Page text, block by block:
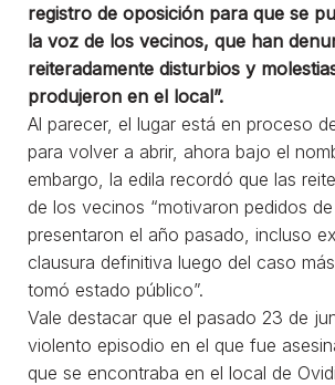
registro de oposición para que se
la voz de los vecinos, que han
reiteradamente disturbios y
produjeron en el local”.
Al parecer, el lugar está en proceso
para volver a abrir, ahora bajo el
embargo, la edila recordó que las
de los vecinos “motivaron pedidos
presentaron el año pasado, incluso
clausura definitiva luego del caso
tomó estado público”.
Vale destacar que el pasado 23 de
violento episodio en el que fue
que se encontraba en el local de